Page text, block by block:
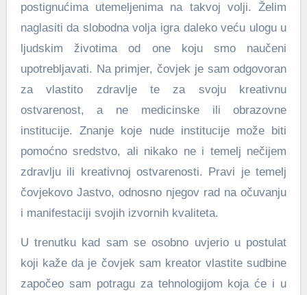
postignućima utemeljenima na takvoj volji. Želim
naglasiti da slobodna volja igra daleko veću ulogu u
ljudskim životima od one koju smo naučeni
upotrebljavati. Na primjer, čovjek je sam odgovoran
za vlastito zdravlje te za svoju kreativnu
ostvarenost, a ne medicinske ili obrazovne
institucije. Znanje koje nude institucije može biti
pomoćno sredstvo, ali nikako ne i temelj nečijem
zdravlju ili kreativnoj ostvarenosti. Pravi je temelj
čovjekovo Jastvo, odnosno njegov rad na očuvanju
i manifestaciji svojih izvornih kvaliteta.
U trenutku kad sam se osobno uvjerio u postulat
koji kaže da je čovjek sam kreator vlastite sudbine
započeo sam potragu za tehnologijom koja će i u